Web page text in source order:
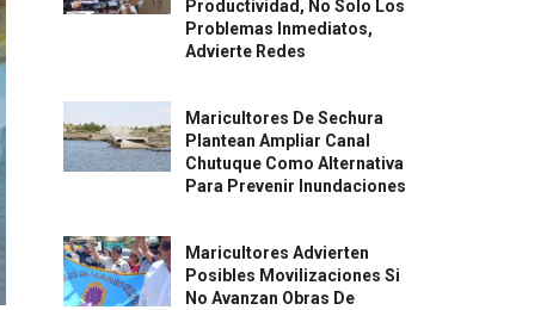
Productividad, No Solo Los
Problemas Inmediatos,
Advierte Redes
Maricultores De Sechura
Plantean Ampliar Canal
Chutuque Como Alternativa
Para Prevenir Inundaciones
Maricultores Advierten
Posibles Movilizaciones Si
No Avanzan Obras De